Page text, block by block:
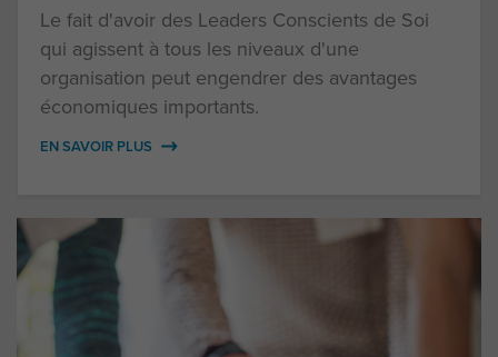
Le fait d'avoir des Leaders Conscients de Soi
qui agissent à tous les niveaux d'une
organisation peut engendrer des avantages
économiques importants.
EN SAVOIR PLUS